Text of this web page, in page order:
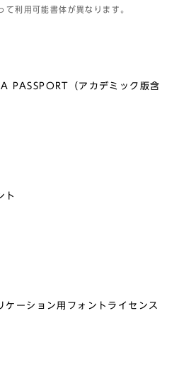
て利用可能書体が異なります。
PASSPORT（アカデミック版含
ト
ケーション用フォントライセンス